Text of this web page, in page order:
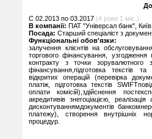
C 02.2013 по 03.2017 (4 роки 1 міс.)
В компанії: ПАТ "Універсал банк", Київ
Посада: Старший спеціаліст з
Функціональні обов'язки:
залучення клієнтів на
торгового фінансування, узгодження
контракту з точки зорувалютного
фінансування,підготовка текстів та
відкритих операцій (перевірка
платіж, підготовка текстів
оплати комісій),здійснення
акредитивів знегоціацією,
дисконтуваннямдокументів
платежу), створення внутрішніх
процедур.